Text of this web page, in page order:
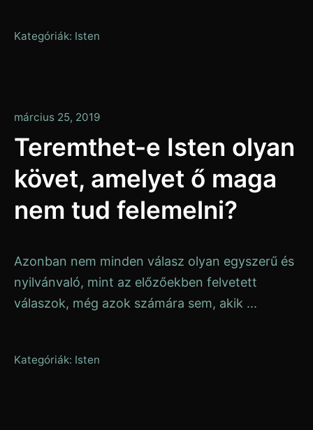
Kategóriák: Isten
március 25, 2019
2020
Teremthet-e Isten olyan
követ, amelyet ő maga
nem tud felemelni?
Azonban nem minden válasz olyan egyszerű és
nyilvánvaló, mint az előzőekben felvetett
válaszok, még azok számára sem, akik ...
Kategóriák: Isten